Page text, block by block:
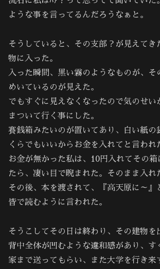
ような事を言ってるんだろうなぁと。
そうしていると、その支部？が見えてき
物に入った。
入った瞬間、黒い霧のようなものが、そ
めいているのが見えた。
でもすぐに見えなくなったので気のせい
まついて行く事にした。
賽銭箱みたいのが置いてあり、白い紙の
くらでもいいからお金を入れてと言われ
お金が無かった私は、10円入れてその箱
たら、凄い目で睨まれた。そのまま入れ
その後、本を渡されて、『高天原に～』
皆で読むように言われた。
そうこしてその日は終わり、その建物を
背中全体が凹むような違和感があり、す
家まで送ってもらい、また大学を行き来